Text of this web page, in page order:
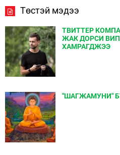
Төстэй мэдээ
ТВИТТЕР
ЖАК ДОРСИ
ХАМРАГДЖЭЭ
"ШАГЖАМУНИ"